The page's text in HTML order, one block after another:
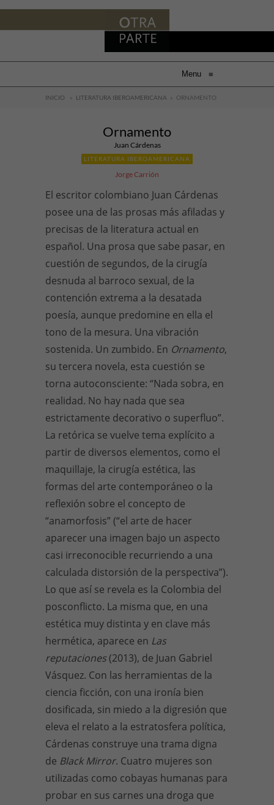
Menu ≡
INICIO » LITERATURA IBEROAMERICANA » ORNAMENTO
Ornamento
Juan Cárdenas
LITERATURA IBEROAMERICANA
Jorge Carrión
El escritor colombiano Juan Cárdenas
posee una de las prosas más afiladas y
precisas de la literatura actual en
español. Una prosa que sabe pasar, en
cuestión de segundos, de la cirugía
desnuda al barroco sexual, de la
contención extrema a la desatada
poesía, aunque predomine en ella el
tono de la mesura. Una vibración
sostenida. Un zumbido. En Ornamento,
su tercera novela, esta cuestión se
torna autoconsciente: “Nada sobra, en
realidad. No hay nada que sea
estrictamente decorativo o superfluo”.
La retórica se vuelve tema explícito a
partir de diversos elementos, como el
maquillaje, la cirugía estética, las
formas del arte contemporáneo o la
reflexión sobre el concepto de
“anamorfosis” (“el arte de hacer
aparecer una imagen bajo un aspecto
casi irreconocible recurriendo a una
calculada distorsión de la perspectiva”).
Lo que así se revela es la Colombia del
posconflicto. La misma que, en una
estética muy distinta y en clave más
hermética, aparece en Las
reputaciones(2013), de Juan Gabriel
Vásquez. Con las herramientas de la
ciencia ficción, con una ironía bien
dosificada, sin miedo a la digresión que
eleva el relato a la estratosfera política,
Cárdenas construye una trama digna
de Black Mirror. Cuatro mujeres son
utilizadas como cobayas humanas para
probar en sus carnes una droga que